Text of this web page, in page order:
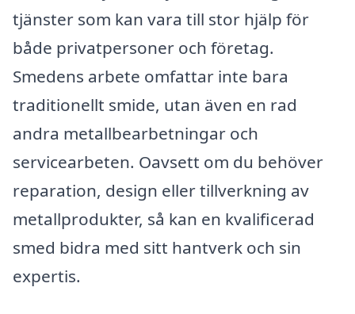
tjänster som kan vara till stor hjälp för
både privatpersoner och företag.
Smedens arbete omfattar inte bara
traditionellt smide, utan även en rad
andra metallbearbetningar och
servicearbeten. Oavsett om du behöver
reparation, design eller tillverkning av
metallprodukter, så kan en kvalificerad
smed bidra med sitt hantverk och sin
expertis.